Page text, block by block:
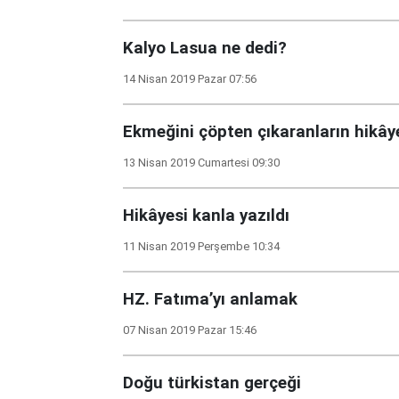
Kalyo Lasua ne dedi?
14 Nisan 2019 Pazar 07:56
Ekmeğini çöpten çıkaranların
13 Nisan 2019 Cumartesi 09:30
Hikâyesi kanla yazıldı
11 Nisan 2019 Perşembe 10:34
HZ. Fatıma’yı anlamak
07 Nisan 2019 Pazar 15:46
Doğu türkistan gerçeği